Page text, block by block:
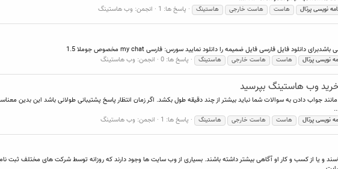
نویسی پرتال هاست هاست خارجی هاستینگ پاسخ ها: 1 انجمن: وب هاستینگ
نویسی پرتال هاست هاست خارجی هاستینگ پاسخ ها: 0 انجمن: وب هاستینگ
جواب دادن به سوالات شما نباید بیشتر از چند دقیقه طول بکشد. اگر زمان انتظار پاسخ پشتیبانی طولانی باشد این بدین
نویسی پرتال هاست هاست خارجی هاستینگ پاسخ ها: 1 انجمن: وب هاستینگ
و یا از کسب و کار او آگاهی بیشتر داشته باشند. بسیاری از وب سایت ها وجود دارند که روزانه توسط شرکت های مختلف ثبت